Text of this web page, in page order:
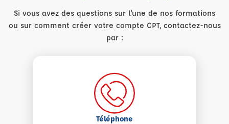
Si vous avez des questions sur l'une de nos formations
ou sur comment créer votre compte CPT, contactez-nous
par :
Téléphone